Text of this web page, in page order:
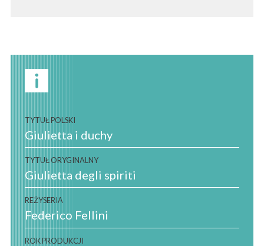
TYTUŁ POLSKI
Giulietta i duchy
TYTUŁ ORYGINALNY
Giulietta degli spiriti
REŻYSERIA
Federico Fellini
ROK PRODUKCJI